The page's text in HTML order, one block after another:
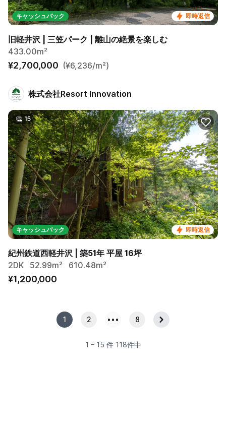
即時返信
キャッシュバック
旧軽井沢 | 三笠パーク | 離山の絶景を楽しむ
433.00m²
¥2,700,000 (¥6,236/m²)
株式会社Resort Innovation
即時返信
キャッシュバック
15
紀州鉄道西軽井沢 | 築51年 平屋 16坪
2DK
52.99m² 610.48m²
¥1,200,000
1 2 ••• 8 Next
1 – 15 件 118件中